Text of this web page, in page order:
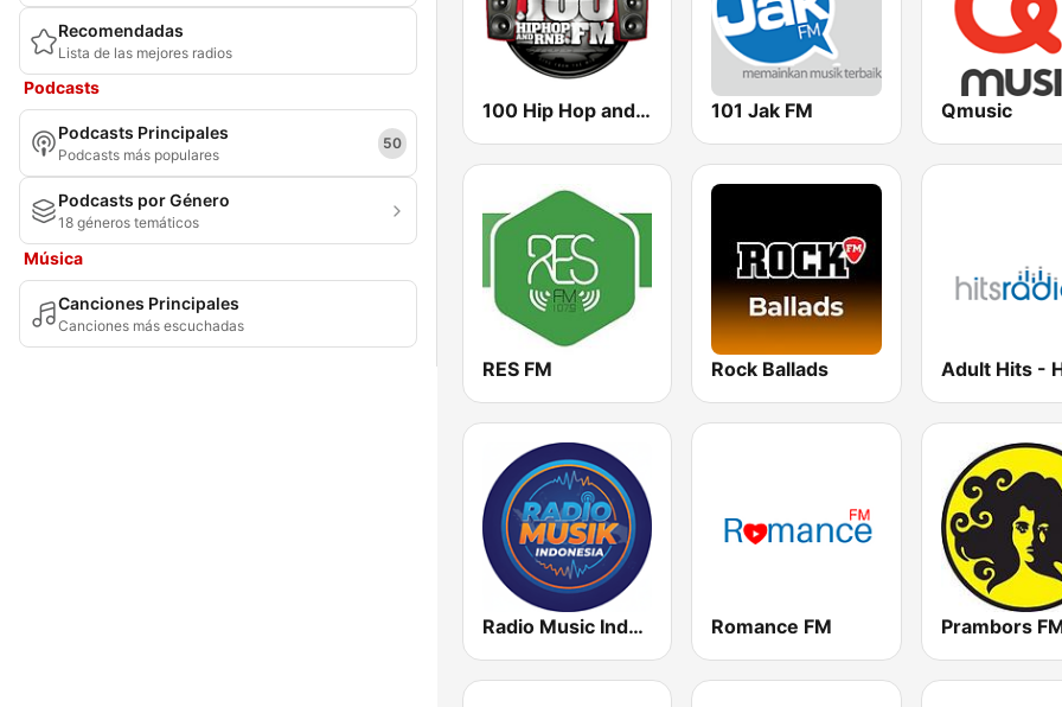
Recomendadas
Lista de las mejores radios
Podcasts
Podcasts Principales
Podcasts más populares
50
Podcasts por Género
18 géneros temáticos
Música
Canciones Principales
Canciones más escuchadas
100 Hip Hop and RNB FM 101 Jak FM Qmusic
RES FM Rock Ballads
Radio Music Indonesia Romance FM